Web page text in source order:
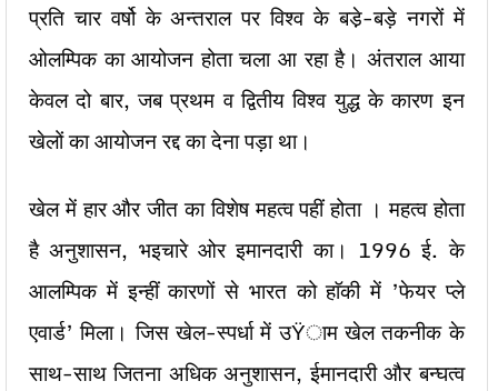
प्रति चार वर्षो के अन्तराल पर विश्व के बडे़-बड़े नगरों में
ओलम्पिक का आयोजन होता चला आ रहा है। अंतराल आया
केवल दो बार, जब प्रथम व द्वितीय विश्व युद्ध के कारण इन
खेलों का आयोजन रद्द का देना पड़ा था।
खेल में हार और जीत का विशेष महत्व पहीं होता । महत्व होता
है अनुशासन, भइचारे ओर इमानदारी का। 1996 ई. के
आलम्पिक में इन्हीं कारणों से भारत को हाॅकी में ’फेयर प्ले
एवार्ड’ मिला। जिस खेल-स्पर्धा में उŸाम खेल तकनीक के
साथ-साथ जितना अधिक अनुशासन, ईमानदारी और बन्घत्व